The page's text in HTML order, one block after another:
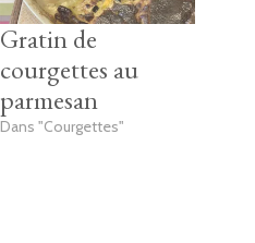
Gratin de
courgettes au
parmesan
Dans "Courgettes"